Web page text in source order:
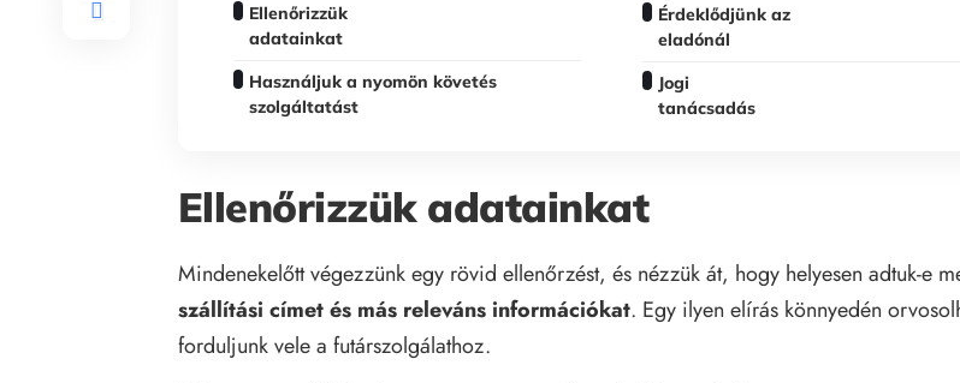
Ellenőrizzük
adatainkat
Használjuk a nyomön követés
szolgáltatást
Érdeklődjünk az
eladónál
Jogi
tanácsadás
Ellenőrizzük adatainkat
Mindenekelőtt végezzünk egy rövid ellenőrzést, és nézzük át, hogy helyesen adtuk-e
szállítási címet és más releváns információkat. Egy ilyen elírás könnyedén
forduljunk vele a futárszolgálathoz.